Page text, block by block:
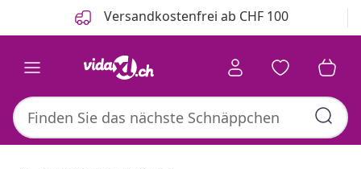
Versandkostenfrei ab CHF 100